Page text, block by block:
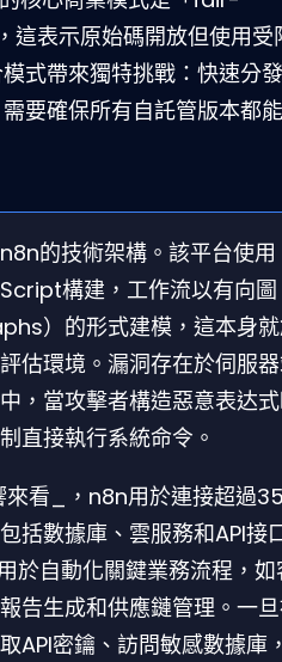
這表示原始碼開放但使用受
式帶來獨特挑戰：快速分發
要確保所有自託管版本都能
的技術架構。該平台使用
構建，工作流以有向圖
）的形式建模，這本身
估環境。漏洞存在於伺服
，當攻擊者構造惡意表达
直接執行系統命令。
看_，n8n用於連接超過
括數據庫、雲服務和API接
於自動化關鍵業務流程，如
告生成和供應鏈管理。一
API密鑰、訪問敏感數據庫